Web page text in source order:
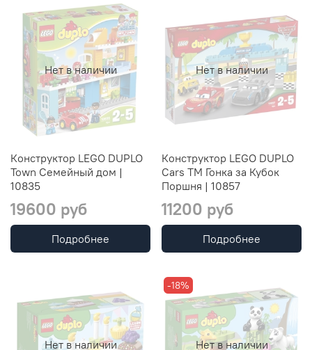
Нет в наличии
Конструктор LEGO DUPLO
Town Семейный дом |
10835
19600 руб
Подробнее
Нет в наличии
Конструктор LEGO DUPLO
Cars TM Гонка за Кубок
Поршня | 10857
11200 руб
Подробнее
Нет в наличии Нет в наличии
-18%